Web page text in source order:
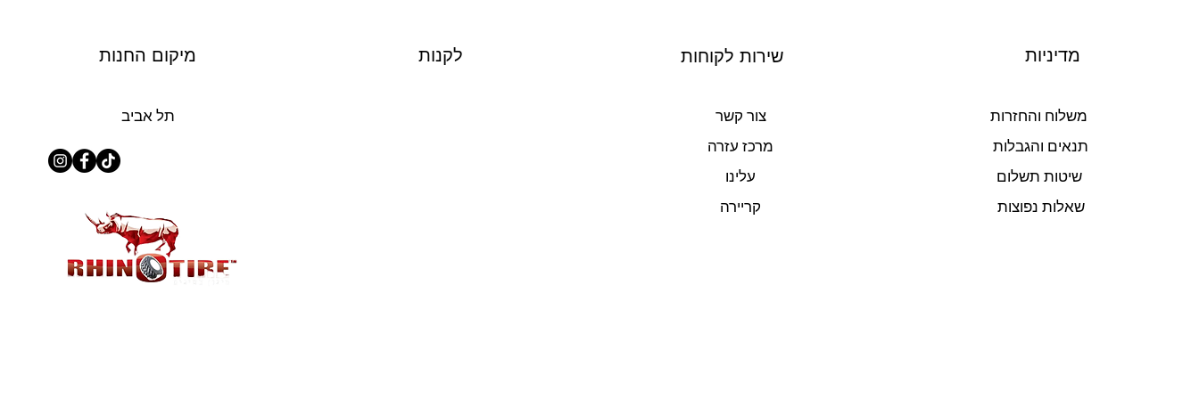
מיקום החנות
תל אביב
לקנות שירות לקוחות
צור קשר
מרכז עזרה
עלינו
קריירה
מדיניות
משלוח והחזרות
תנאים והגבלות
שיטות תשלום
שאלות נפוצות